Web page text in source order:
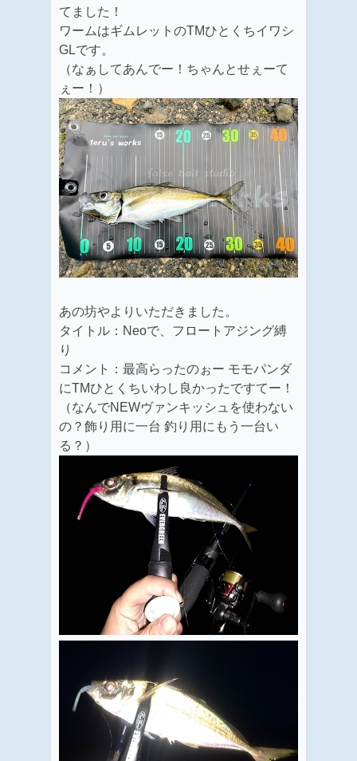
てました！
ワームはギムレットのTMひとくちイワシ
GLです。
（なぁしてあんでー！ちゃんとせぇーて
ぇー！）
あの坊やよりいただきました。
タイトル：Neoで、フロートアジング縛
り
コメント：最高らったのぉー モモパンダ
にTMひとくちいわし良かったですてー！
（なんでNEWヴァンキッシュを使わない
の？飾り用に一台 釣り用にもう一台い
る？）